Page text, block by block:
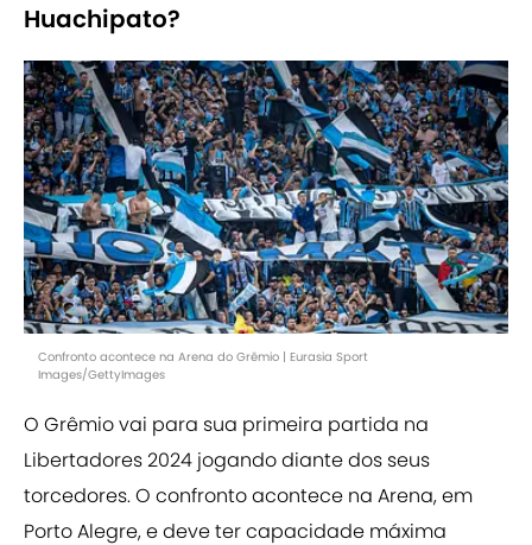
Huachipato?
Confronto acontece na Arena do Grêmio | Eurasia Sport
Images/GettyImages
O Grêmio vai para sua primeira partida na
Libertadores 2024 jogando diante dos seus
torcedores. O confronto acontece na Arena, em
Porto Alegre, e deve ter capacidade máxima